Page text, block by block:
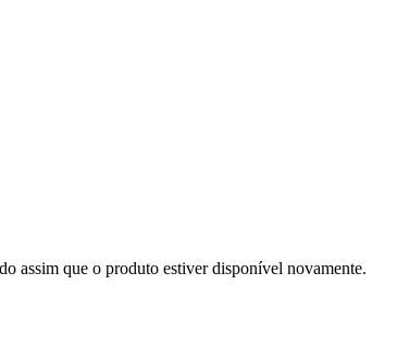
assim que o produto estiver disponível novamente.